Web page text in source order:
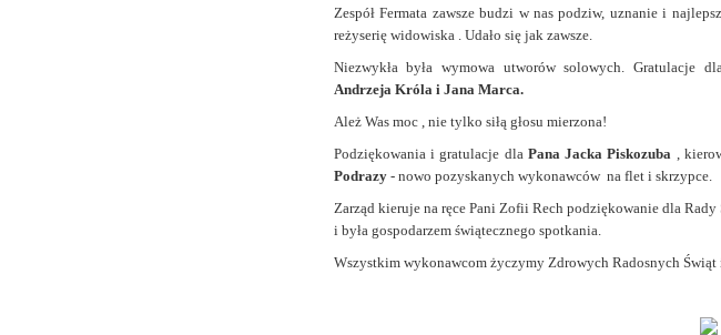
Zespół Fermata zawsze budzi w nas podziw, uznanie i
reżyserię widowiska . Udało się jak zawsze.
Niezwykła była wymowa utworów solowych. Gratulacje
Andrzeja Króla i Jana Marca.
Ależ Was moc , nie tylko siłą głosu mierzona!
Podziękowania i gratulacje dla Pana Jacka Piskozuba ,
Podrazy- nowo pozyskanych wykonawców na flet i skrzypce.
Zarząd kieruje na ręce Pani Zofii Rech podziękowanie dla
i była gospodarzem świątecznego spotkania.
Wszystkim wykonawcom życzymy Zdrowych Radosnych